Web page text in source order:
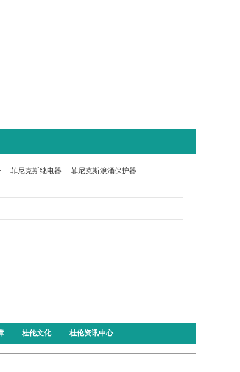
菲尼克斯继电器
菲尼克斯浪涌保护器
桂伦文化 桂伦资讯中心